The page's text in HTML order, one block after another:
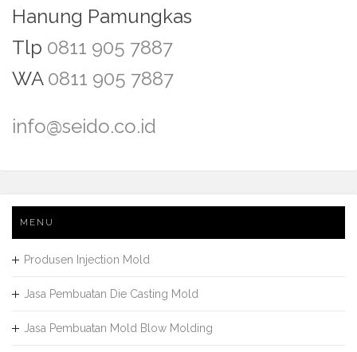
Hanung Pamungkas
Tlp 0811 905 7887
WA 0811 905 7887
info@seido.co.id
MENU
Produsen Injection Mold
Jasa Pembuatan Die Casting Mold
Jasa Pembuatan Mold Blow Molding